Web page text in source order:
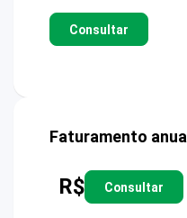
Consultar
Faturamento anual
R$ Consultar